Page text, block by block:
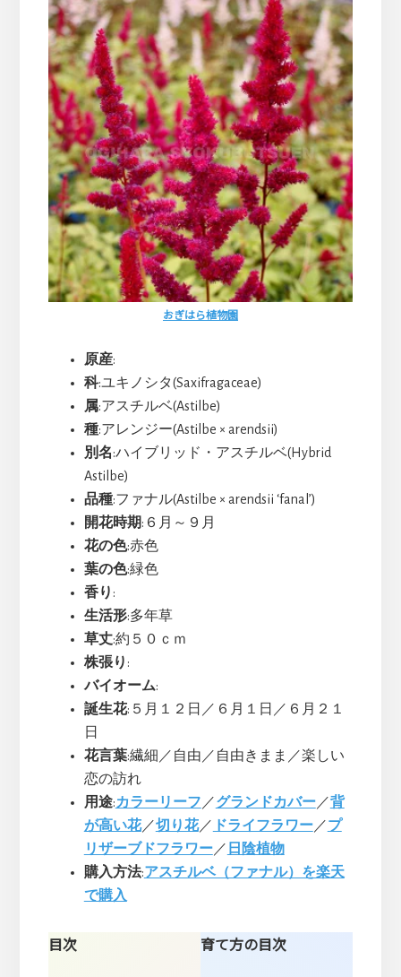
おぎはら植物園
原産:
科:ユキノシタ(Saxifragaceae)
属:アスチルベ(Astilbe)
種:アレンジー(Astilbe × arendsii)
別名:ハイブリッド・アスチルベ(Hybrid
Astilbe)
品種:ファナル(Astilbe × arendsii ‘fanal’)
開花時期:６月～９月
花の色:赤色
葉の色:緑色
香り :
生活形:多年草
草丈:約５０ｃｍ
株張り :
バイオーム:
誕生花:５月１２日／６月１日／６月２１
日
花言葉:繊細／自由／自由きまま／楽しい
恋の訪れ
用途:カラーリーフ ／グランドカバー／背
が高い花／切り花／ ドライフラワー／プ
リザーブドフラワー／ 日陰植物
購入方法:アスチルベ（ファナル）を楽天
で購入
目次 育て方の目次